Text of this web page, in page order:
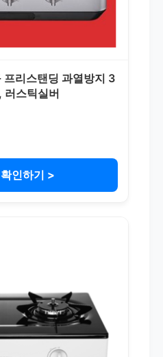
프리스탠딩 과열방지 3
러스틱실버
인하기 >